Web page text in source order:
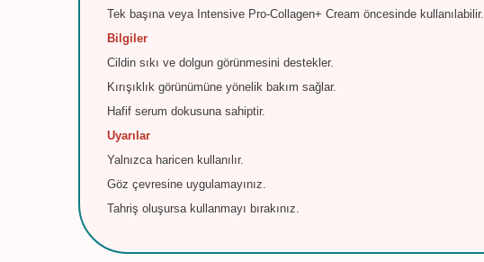
Tek başına veya Intensive Pro-Collagen+ Cream öncesinde kullanılabilir.
Bilgiler
Cildin sıkı ve dolgun görünmesini destekler.
Kırışıklık görünümüne yönelik bakım sağlar.
Hafif serum dokusuna sahiptir.
Uyarılar
Yalnızca haricen kullanılır.
Göz çevresine uygulamayınız.
Tahriş oluşursa kullanmayı bırakınız.